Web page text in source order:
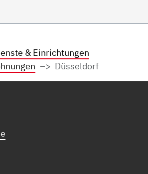
& Einrichtungen
Düsseldorf